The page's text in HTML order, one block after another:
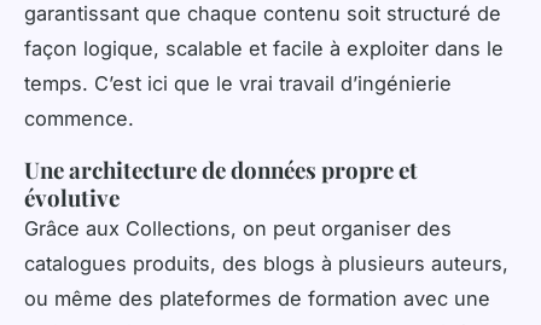
garantissant que chaque contenu soit structuré de
façon logique, scalable et facile à exploiter dans le
temps. C’est ici que le vrai travail d’ingénierie
commence.
Une architecture de données propre et
évolutive
Grâce aux Collections, on peut organiser des
catalogues produits, des blogs à plusieurs auteurs,
ou même des plateformes de formation avec une